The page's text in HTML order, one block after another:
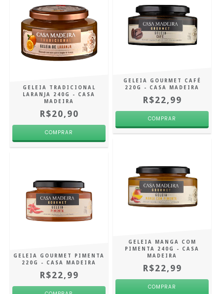
GELEIA TRADICIONAL
LARANJA 240G - CASA
MADEIRA
R$20,90
GELEIA GOURMET CAFÉ
220G - CASA MADEIRA
R$22,99
GELEIA GOURMET PIMENTA
220G - CASA MADEIRA
R$22,99
GELEIA MANGA COM
PIMENTA 240G - CASA
MADEIRA
R$22,99